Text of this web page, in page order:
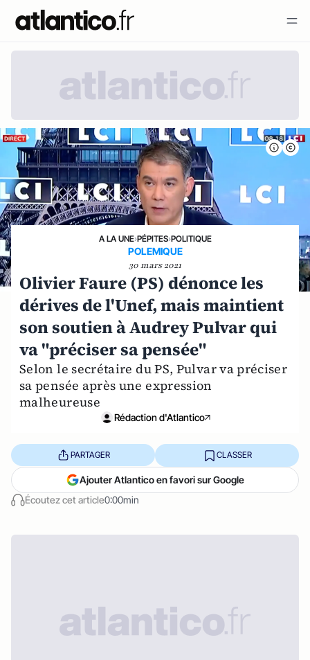
A LA UNE›PÉPITES›POLITIQUE
POLEMIQUE
30 mars 2021
Olivier Faure (PS) dénonce les
dérives de l'Unef, mais maintient
son soutien à Audrey Pulvar qui
va "préciser sa pensée"
Selon le secrétaire du PS, Pulvar va préciser
sa pensée après une expression
malheureuse
Rédaction d'Atlantico
Écoutez cet article0:00min
PARTAGER CLASSER
Ajouter Atlantico en favori sur Google